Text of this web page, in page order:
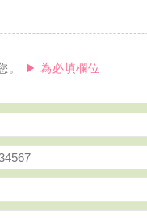
。 ▶ 為必填欄位